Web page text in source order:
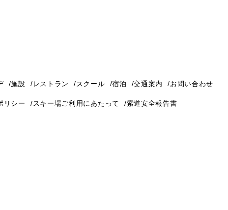
施設 レストラン スクール 宿泊 交通案内 お問い合わせ
リシー スキー場ご利用にあたって 索道安全報告書